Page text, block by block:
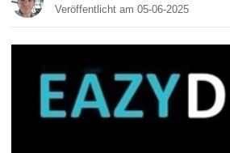
Veröffentlicht am 05-06-2025